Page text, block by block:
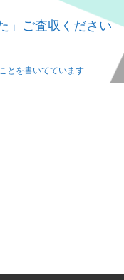
」ご査収ください
とを書いてています